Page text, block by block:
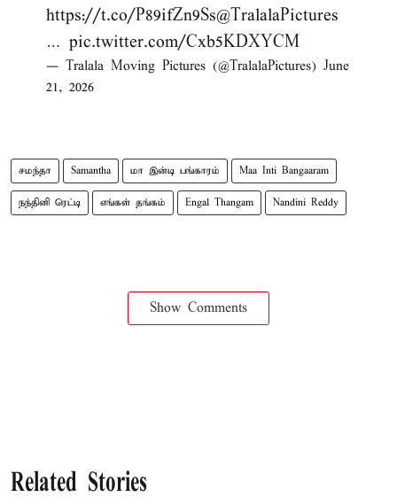
https://t.co/P89ifZn9Ss@TralalaPictures
… pic.twitter.com/Cxb5KDXYCM
— Tralala Moving Pictures (@TralalaPictures) June
21, 2026
சமந்தா Samantha மா இன்டி பங்காரம் Maa Inti Bangaaram
நந்தினி ரெட்டி எங்கள் தங்கம் Engal Thangam Nandini Reddy
Show Comments
Related Stories